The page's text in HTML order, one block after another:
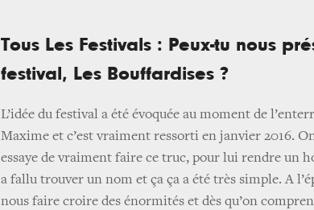
Tous Les Festivals : Peux-tu nous
festival, Les Bouffardises ?
L’idée du festival a été évoquée au moment de
Maxime et c’est vraiment ressorti en janvier 2016.
essaye de vraiment faire ce truc, pour lui rendre un
a fallu trouver un nom et ça ça a été très simple. A
nous faire croire des énormités et dès qu’on